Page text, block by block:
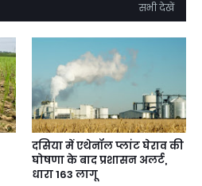
सभी देखें
दसिया में एथेनॉल प्लांट घेराव की
घोषणा के बाद प्रशासन अलर्ट,
धारा 163 लागू